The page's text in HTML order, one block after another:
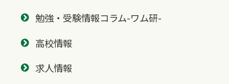
勉強・受験情報コラム-ワム研-
高校情報
求人情報